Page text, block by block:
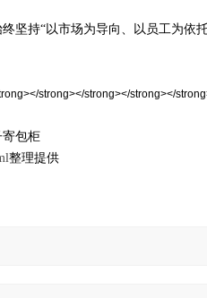
持“以市场为导向、以员工为依
寄包柜
整理提供